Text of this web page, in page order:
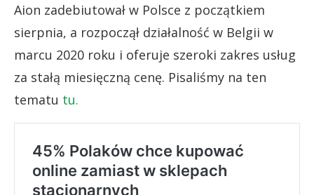
Aion zadebiutował w Polsce z początkiem
sierpnia, a rozpoczął działalność w Belgii w
marcu 2020 roku i oferuje szeroki zakres usług
za stałą miesięczną cenę. Pisaliśmy na ten
tematu tu.